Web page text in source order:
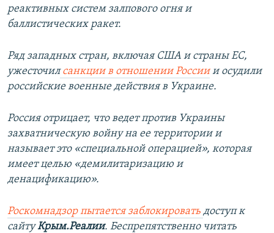
реактивных систем залпового огня и
баллистических ракет.
Ряд западных стран, включая США и страны ЕС,
ужесточилсанкции в отношении Россиии осудили
российские военные действия в Украине.
Россия отрицает, что ведет против Украины
захватническую войну на ее территории и
называет это «специальной операцией», которая
имеет целью «демилитаризацию и
денацификацию».
Роскомнадзор пытается заблокировать доступ к
сайтуКрым.Реалии. Беспрепятственно читать